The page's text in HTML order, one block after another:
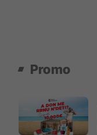
Promo